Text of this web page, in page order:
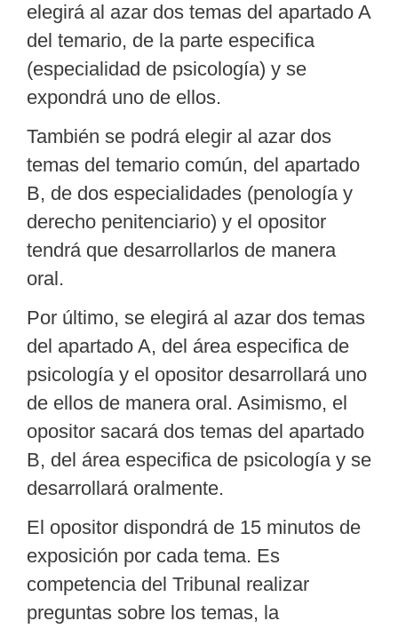
elegirá al azar dos temas del apartado A
del temario, de la parte especifica
(especialidad de psicología) y se
expondrá uno de ellos.
También se podrá elegir al azar dos
temas del temario común, del apartado
B, de dos especialidades (penología y
derecho penitenciario) y el opositor
tendrá que desarrollarlos de manera
oral.
Por último, se elegirá al azar dos temas
del apartado A, del área especifica de
psicología y el opositor desarrollará uno
de ellos de manera oral. Asimismo, el
opositor sacará dos temas del apartado
B, del área especifica de psicología y se
desarrollará oralmente.
El opositor dispondrá de 15 minutos de
exposición por cada tema. Es
competencia del Tribunal realizar
preguntas sobre los temas, la